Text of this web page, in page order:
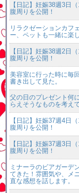
【日記】妊娠38週3日
腹周りを公開！
リラクゼーションカフ
ー、ペットも一緒に楽
【日記】妊娠38週2日
腹周りを公開！
美容室に行った時に毎
書き出して見た。
父の日のプレゼント何
らえそうなものを考え
【日記】妊娠37週4日
腹周りを公開！
【日記】妊娠37週3日
腹周りを公開！
ミナーラのビアガーデ
てきた！雰囲気や、メ
直な感想を話します。